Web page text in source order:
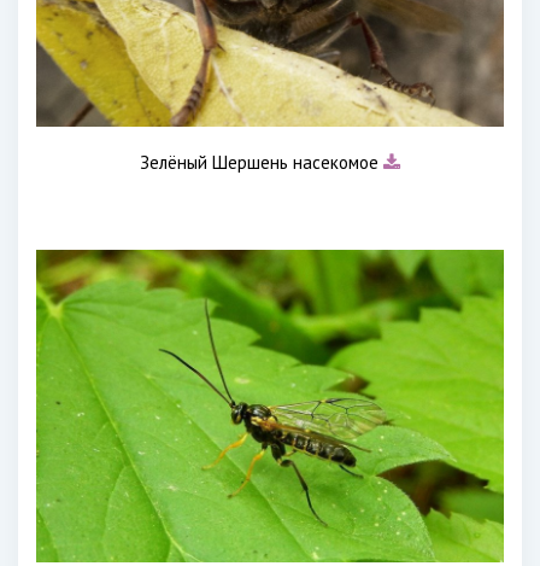
Зелёный Шершень насекомое